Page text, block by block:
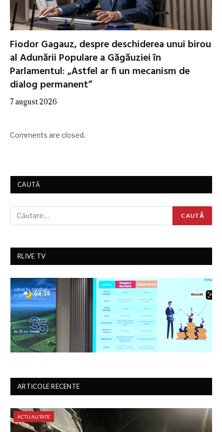
Fiodor Gagauz, despre deschiderea unui birou
al Adunării Populare a Găgăuziei în
Parlamentul: „Astfel ar fi un mecanism de
dialog permanent”
7 august 2026
Comments are closed.
CAUTĂ
RLIVE TV
ARTICOLE RECENTE
ACTUALITATE